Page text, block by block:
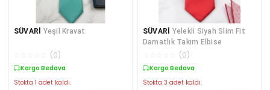
SÜVARİ Yeşil Kravat
(0)
Kargo Bedava
Stokta 1 adet kaldı.
SÜVARİ Yelekli Siyah Slim Fit
Damatlık Takım Elbise
(0)
Kargo Bedava
Stokta 3 adet kaldı.